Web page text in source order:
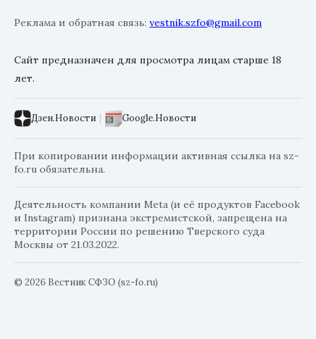
Реклама и обратная связь: vestnik.szfo@gmail.com
Сайт предназначен для просмотра лицам старше 18
лет.
Дзен.Новости | Google.Новости
При копировании информации активная ссылка на sz-
fo.ru обязательна.
Деятельность компании Meta (и её продуктов Facebook
и Instagram) признана экстремистской, запрещена на
территории России по решению Тверского суда
Москвы от 21.03.2022.
© 2026 Вестник СФЗО (sz-fo.ru)